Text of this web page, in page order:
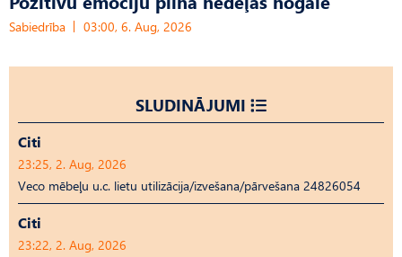
Sabiedrība 03:00, 6. Aug, 2026
SLUDINĀJUMI
Citi
23:25, 2. Aug, 2026
Veco mēbeļu u.c. lietu utilizācija/izvešana/pārvešana 24826054
Citi
23:22, 2. Aug, 2026